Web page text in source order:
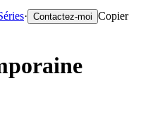
· Contactez-moi Copier